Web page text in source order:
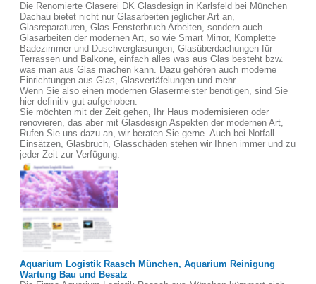
Die Renomierte Glaserei DK Glasdesign in Karlsfeld bei München
Dachau bietet nicht nur Glasarbeiten jeglicher Art an,
Glasreparaturen, Glas Fensterbruch Arbeiten, sondern auch
Glasarbeiten der modernen Art, so wie Smart Mirror, Komplette
Badezimmer und Duschverglasungen, Glasüberdachungen für
Terrassen und Balkone, einfach alles was aus Glas besteht bzw.
was man aus Glas machen kann. Dazu gehören auch moderne
Einrichtungen aus Glas, Glasvertäfelungen und mehr.
Wenn Sie also einen modernen Glasermeister benötigen, sind Sie
hier definitiv gut aufgehoben.
Sie möchten mit der Zeit gehen, Ihr Haus modernisieren oder
renovieren, das aber mit Glasdesign Aspekten der modernen Art,
Rufen Sie uns dazu an, wir beraten Sie gerne. Auch bei Notfall
Einsätzen, Glasbruch, Glasschäden stehen wir Ihnen immer und zu
jeder Zeit zur Verfügung.
Aquarium Logistik Raasch München, Aquarium Reinigung
Wartung Bau und Besatz